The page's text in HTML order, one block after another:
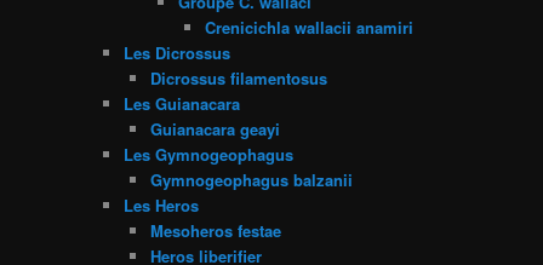
Crenicichla wallacii anamiri
Les Dicrossus
Dicrossus filamentosus
Les Guianacara
Guianacara geayi
Les Gymnogeophagus
Gymnogeophagus balzanii
Les Heros
Mesoheros festae
Heros liberifier